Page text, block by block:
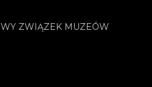
ZWIĄZEK MUZEÓW